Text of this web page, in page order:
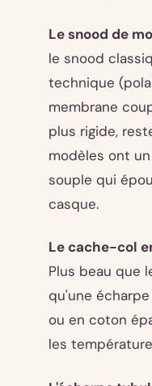
Le snood de
le snood
technique
membrane
plus rigide,
modèles ont
souple qui
casque.
Le cache-col
Plus beau que
qu'une écharpe
ou en coton
les